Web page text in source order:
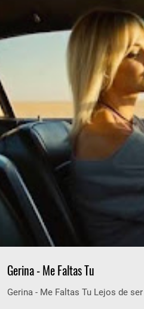
Gerina - Me Faltas Tu
Gerina - Me Faltas Tu Lejos de